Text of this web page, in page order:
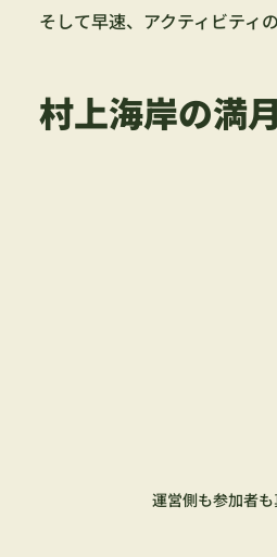
そして早速、アクティビティ
村上海岸の満
運営側も参加者